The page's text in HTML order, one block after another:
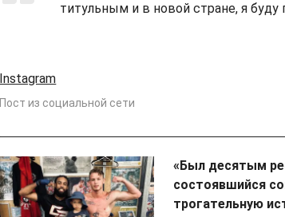
титульным и в новой стране, я буду
Instagram
Пост из социальной сети
«Был десятым
состоявшийся
трогательную